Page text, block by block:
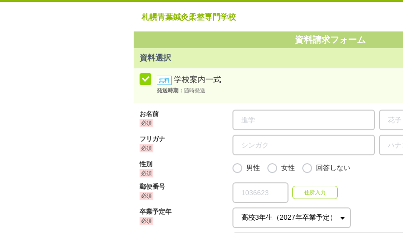
札幌青葉鍼灸柔整専門学校
資料請求フォーム
資料選択
学校案内一式
発送時期： 随時発送
お名前
フリガナ
性別 男性 女性 回答しない
郵便番号
卒業予定年